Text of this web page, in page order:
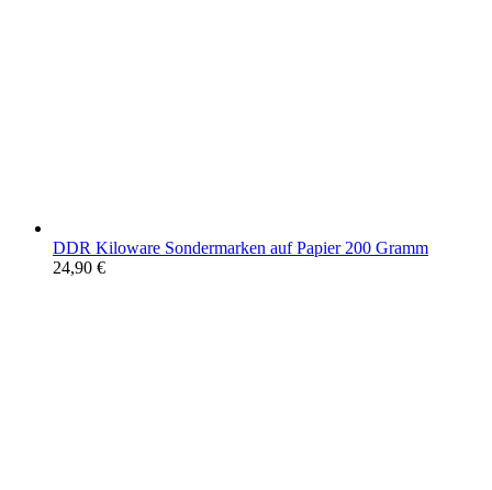
DDR Kiloware Sondermarken auf Papier 200 Gramm
24,90 €